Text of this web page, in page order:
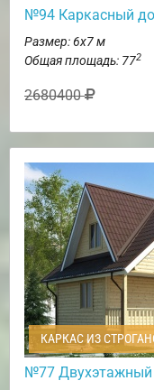
№94 Каркасный
Размер: 6х7 м
Общая площадь: 772
2680400
КАРКАС ИЗ
№77